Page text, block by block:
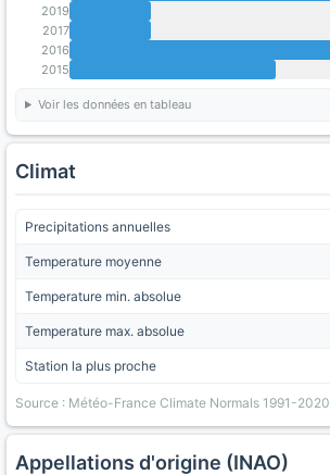
2019
2017
2016
2015
Voir les données en tableau
Climat
Precipitations annuelles
Temperature moyenne
Temperature min. absolue
Temperature max. absolue
Station la plus proche
Source : Météo-France Climate Normals 1991-2020
Appellations d'origine (INAO)